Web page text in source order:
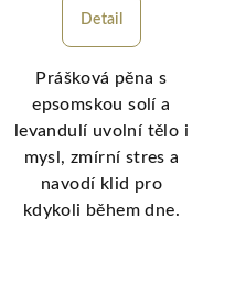
Detail
Prášková pěna s
epsomskou solí a
levandulí uvolní tělo i
mysl, zmírní stres a
navodí klid pro
kdykoli během dne.